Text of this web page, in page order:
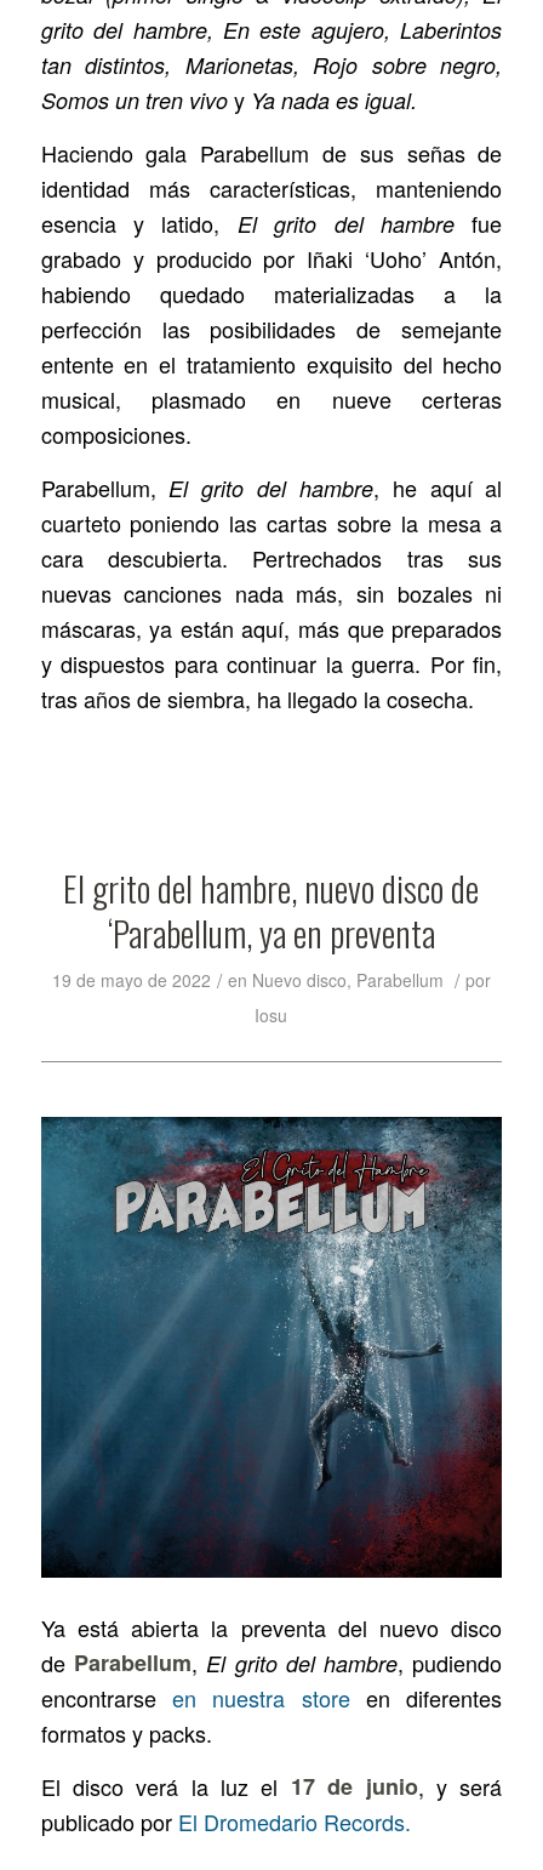
grito del hambre, En este agujero, Laberintos
tan distintos, Marionetas, Rojo sobre negro,
Somos un tren vivo yYa nada es igual.
Haciendo gala Parabellum de sus señas de
identidad más características, manteniendo
esencia y latido, El grito del hambre fue
grabado y producido por Iñaki ‘Uoho’ Antón,
habiendo quedado materializadas a la
perfección las posibilidades de semejante
entente en el tratamiento exquisito del hecho
musical, plasmado en nueve certeras
composiciones.
Parabellum,El grito del hambre, he aquí al
cuarteto poniendo las cartas sobre la mesa a
cara descubierta. Pertrechados tras sus
nuevas canciones nada más, sin bozales ni
máscaras, ya están aquí, más que preparados
y dispuestos para continuar la guerra. Por fin,
tras años de siembra, ha llegado la cosecha.
El grito del hambre, nuevo disco de
‘Parabellum, ya en preventa
19 de mayo de 2022 / en Nuevo disco, Parabellum / por
Iosu
Ya está abierta la preventa del nuevo disco
de Parabellum, El grito del hambre, pudiendo
encontrarse en nuestra storeen diferentes
formatos y packs.
El disco verá la luz el 17 de junio, y será
publicado por El Dromedario Records.